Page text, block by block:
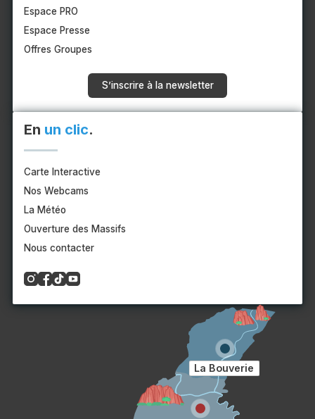
Espace PRO
Espace Presse
Offres Groupes
S’inscrire à la newsletter
En un clic.
Carte Interactive
Nos Webcams
La Météo
Ouverture des Massifs
Nous contacter
La Bouverie